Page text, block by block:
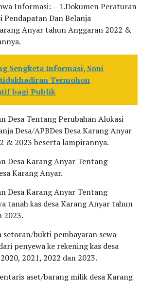
Informasi: – 1.Dokumen Peraturan
Pendapatan Dan Belanja
Anyar tahun Anggaran 2022 &
Sengketa Informasi, Soni
Termohon
bagi Publik
Desa Tentang Perubahan Alokasi
Desa/APBDes Desa Karang Anyar
& 2023 beserta lampirannya.
Desa Karang Anyar Tentang
Karang Anyar.
Desa Karang Anyar Tentang
tanah kas desa Karang Anyar tahun
2023.
bukti pembayaran sewa
penyewa ke rekening kas desa
2021, 2022 dan 2023.
aset/barang milik desa Karang